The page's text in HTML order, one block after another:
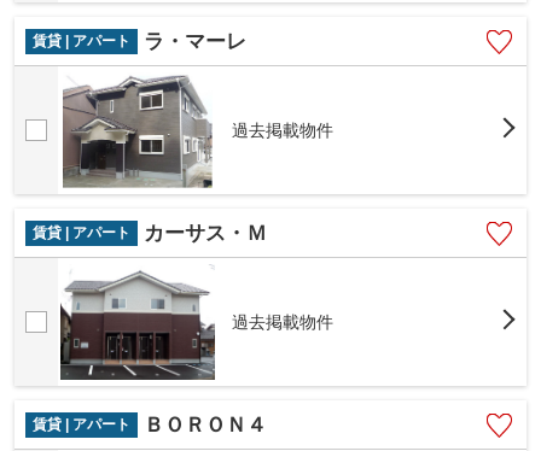
賃貸 | アパート ラ・マーレ
過去掲載物件
賃貸 | アパート カーサス・Ｍ
過去掲載物件
賃貸 | アパート ＢＯＲＯＮ４